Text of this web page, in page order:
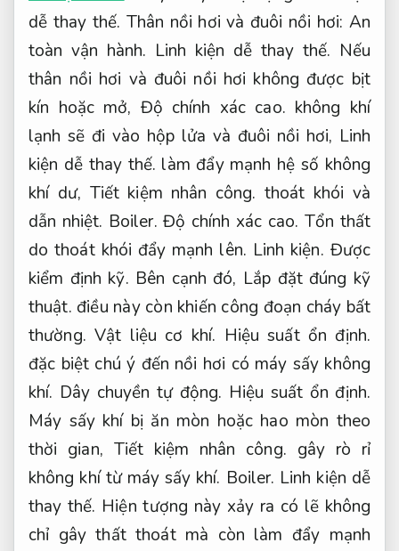
dễ thay thế. Thân nồi hơi và đuôi nồi hơi: An
toàn vận hành. Linh kiện dễ thay thế. Nếu
thân nồi hơi và đuôi nồi hơi không được bịt
kín hoặc mở, Độ chính xác cao. không khí
lạnh sẽ đi vào hộp lửa và đuôi nồi hơi, Linh
kiện dễ thay thế. làm đẩy mạnh hệ số không
khí dư, Tiết kiệm nhân công. thoát khói và
dẫn nhiệt. Boiler. Độ chính xác cao. Tổn thất
do thoát khói đẩy mạnh lên. Linh kiện. Được
kiểm định kỹ. Bên cạnh đó, Lắp đặt đúng kỹ
thuật. điều này còn khiến công đoạn cháy bất
thường.Vật liệu cơ khí. Hiệu suất ổn định.
đặc biệt chú ý đến nồi hơi có máy sấy không
khí. Dây chuyền tự động. Hiệu suất ổn định.
Máy sấy khí bị ăn mòn hoặc hao mòn theo
thời gian, Tiết kiệm nhân công. gây rò rỉ
không khí từ máy sấy khí. Boiler. Linh kiện dễ
thay thế. Hiện tượng này xảy ra có lẽ không
chỉ gây thất thoát mà còn làm đẩy mạnh